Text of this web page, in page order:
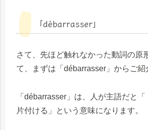
「débarrasser」
さて、先ほど触れなかった動詞の原
て、まずは「débarrasser」からご紹
「débarrasser」は、人が主語だと「
片付ける」という意味になります。